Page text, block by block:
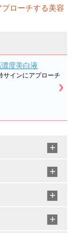
ローチする美容
度美白液
サインにアプローチ